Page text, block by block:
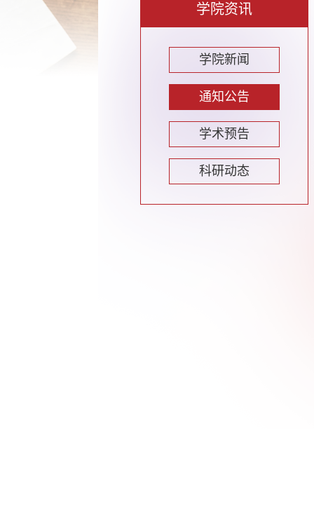
学院资讯
学院新闻
通知公告
学术预告
科研动态